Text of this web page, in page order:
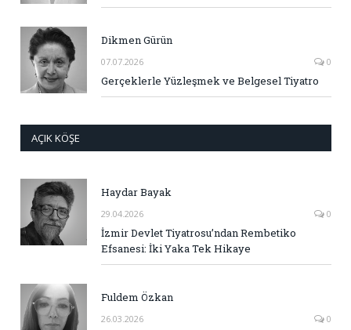
Dikmen Gürün
07.07.2026 0
Gerçeklerle Yüzleşmek ve Belgesel Tiyatro
AÇIK KÖŞE
Haydar Bayak
29.04.2026 0
İzmir Devlet Tiyatrosu’ndan Rembetiko
Efsanesi: İki Yaka Tek Hikaye
Fuldem Özkan
26.03.2026 0